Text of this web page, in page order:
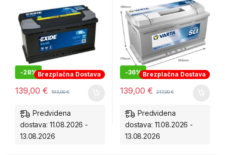
-28%Brezplačna Dostava
139,00€ 193,00€
Predvidena
dostava: 11.08.2026 -
13.08.2026
-36% Brezplačna Dostava
139,00€ 217,00€
Predvidena
dostava: 11.08.2026 -
13.08.2026